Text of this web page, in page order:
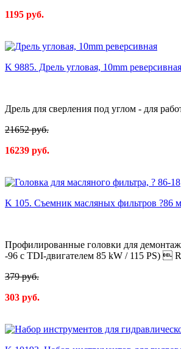
1195 руб.
K 9885. Дрель угловая, 10mm реверсивная
Дрель для сверления под углом - для
21652 руб.
16239 руб.
K 105. Съемник масляных фильтров ?86
Профилированные головки для
-96 с TDI-двигателем 85 kW / 115 PS) 
379 руб.
303 руб.